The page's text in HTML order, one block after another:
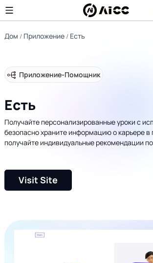
Дом Приложение Есть
Приложение-Помощник
Есть
Получайте персонализированные уроки с
безопасно храните информацию о карьере в
получайте индивидуальные рекомендации
Visit Site